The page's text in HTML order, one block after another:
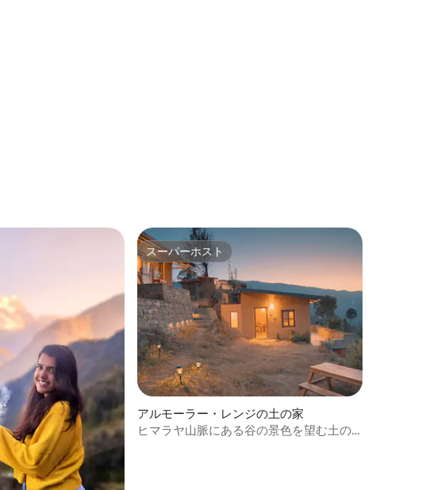
スーパーホスト
スーパーホスト
アルモーラー・レンジの土の家
ヒマラヤ山脈にある谷の景色を望む土の